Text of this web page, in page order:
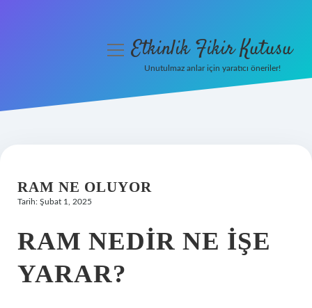
Hakkımızda
menüyüEtkinlik Fikir Kutusu
Unutulmaz anlar için yaratıcı öneriler!
RAM NE OLUYOR
Tarih: Şubat 1, 2025
RAM NEDIR NE IŞE
YARAR?